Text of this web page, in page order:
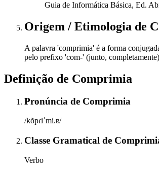
Guia de Informática Básica, Ed.
Origem / Etimologia de
A palavra 'comprimia' é a forma
pelo prefixo 'com-' (junto,
Definição de Comprimia
Pronúncia de Comprimia
/kõpɾiˈmi.ɐ/
Classe Gramatical de
Verbo